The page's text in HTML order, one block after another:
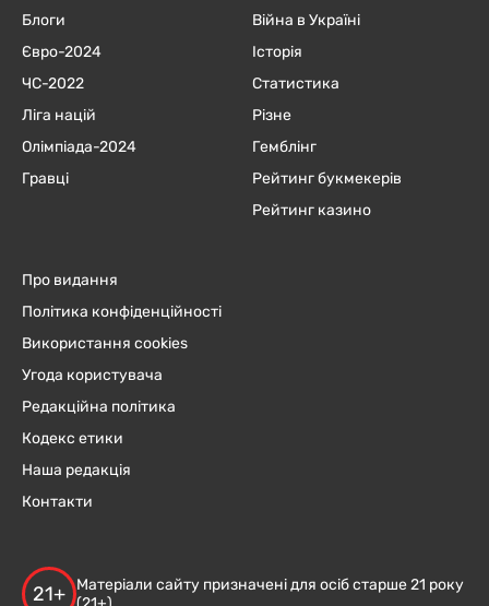
Блоги
Євро-2024
ЧC-2022
Ліга націй
Олімпіада-2024
Гравці
Війна в Україні
Історія
Статистика
Різне
Гемблінг
Рейтинг букмекерів
Рейтинг казино
Про видання
Політика конфіденційності
Використання cookies
Угода користувача
Редакційна політика
Кодекс етики
Наша редакція
Контакти
21+
Матеріали сайту призначені для осіб старше 21 року